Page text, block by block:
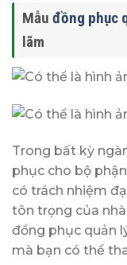
Mẫu đồng phục
lãm
Trong bất kỳ
phục cho bộ
có trách nhiệm
tôn trọng của
đồng phục quản
mà bạn có thể